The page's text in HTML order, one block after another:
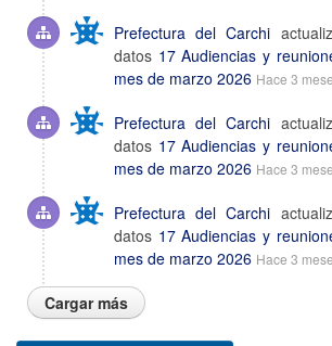
Prefectura del Carchi
datos 17 Audiencias y
mes de marzo 2026 Hace 3
Prefectura del Carchi
datos 17 Audiencias y
mes de marzo 2026 Hace 3
Prefectura del Carchi
datos 17 Audiencias y
mes de marzo 2026 Hace 3
Cargar más